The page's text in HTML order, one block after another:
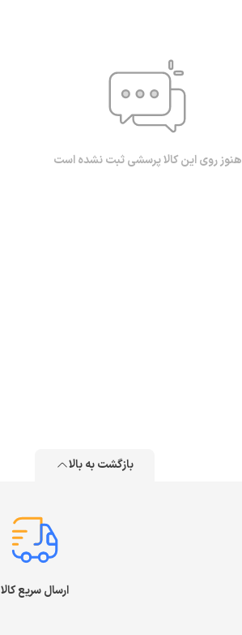
هنوز روی این کالا پرسشی ثبت نشده است
بازگشت به بالا
ارسال سریع کالا